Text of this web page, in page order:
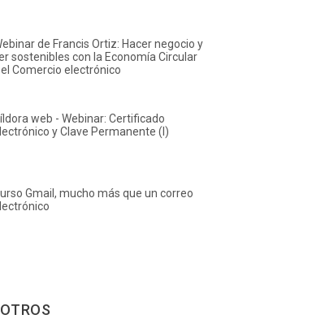
de Francis Ortiz: Hacer negocio y
sostenibles con la Economía Circular
Comercio electrónico
web - Webinar: Certificado
y Clave Permanente (I)
Gmail, mucho más que un correo